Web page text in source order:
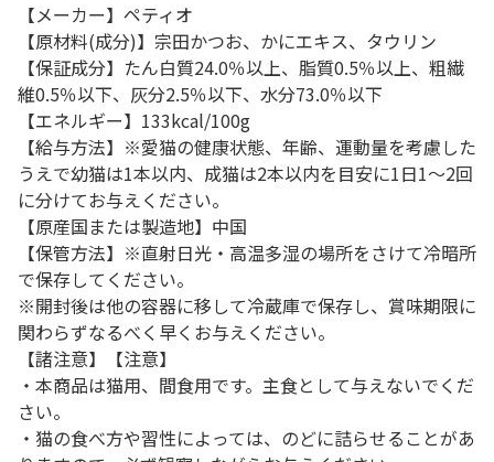
【メーカー】ペティオ
【原材料(成分)】宗田かつお、かにエキス、タウリン
【保証成分】たん白質24.0％以上、脂質0.5％以上、粗繊
維0.5％以下、灰分2.5％以下、水分73.0％以下
【エネルギー】133kcal/100g
【給与方法】※愛猫の健康状態、年齢、運動量を考慮した
うえで幼猫は1本以内、成猫は2本以内を目安に1日1～2回
に分けてお与えください。
【原産国または製造地】中国
【保管方法】※直射日光・高温多湿の場所をさけて冷暗所
で保存してください。
※開封後は他の容器に移して冷蔵庫で保存し、賞味期限に
関わらずなるべく早くお与えください。
【諸注意】【注意】
・本商品は猫用、間食用です。主食として与えないでくだ
さい。
・猫の食べ方や習性によっては、のどに詰らせることがあ